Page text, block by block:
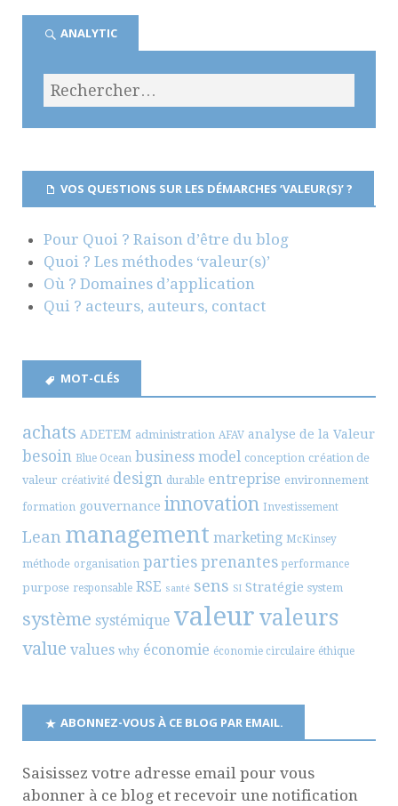
ANALYTIC
VOS QUESTIONS SUR LES DÉMARCHES ‘VALEUR(S)’ ?
Pour Quoi ? Raison d’être du blog
Quoi ? Les méthodes ‘valeur(s)’
Où ? Domaines d’application
Qui ? acteurs, auteurs, contact
MOT-CLÉS
achats ADETEM administration AFAV analyse de la Valeur
besoin Blue Ocean business model conception création de
valeur créativité design durable entreprise environnement
formation gouvernance innovation Investissement
Lean management marketing McKinsey
méthode organisation parties prenantes performance
purpose responsable RSE santé sens SI Stratégie system
système systémique valeur valeurs
value values why économie économie circulaire éthique
ABONNEZ-VOUS À CE BLOG PAR EMAIL.
Saisissez votre adresse email pour vous
abonner à ce blog et recevoir une notification